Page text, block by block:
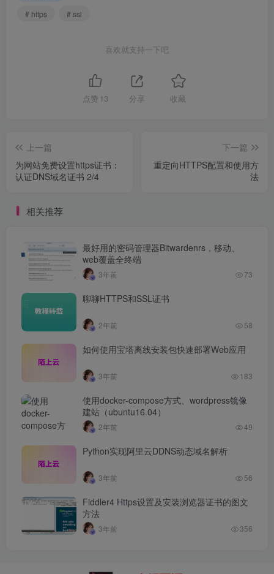
# https
# ssl
喜欢就支持一下吧
点赞 13 分享 收藏
上一篇
为网站免费设置https证书：
认证DNS域名证书 2/4
下一篇
重定向HTTPS配置和使用方
法
相关推荐
最好用的密码管理器Bitwardenrs，移动、
web覆盖全终端
3年前 73
聊聊HTTPS和SSL证书
2年前 58
如何使用宝塔离线安装包快速部署Web应用
3年前 183
使用docker-compose方式、wordpress镜像
建站（ubuntu16.04）
2年前 49
Python实现阿里云DDNS动态域名解析
3年前 56
Fiddler4 Https设置及安装浏览器证书的图文
方法
3年前 356